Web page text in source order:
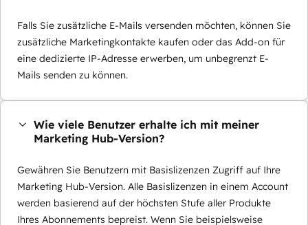
Falls Sie zusätzliche E-Mails versenden möchten, können Sie
zusätzliche Marketingkontakte kaufen oder das Add-on für
eine dedizierte IP-Adresse erwerben, um unbegrenzt E-
Mails senden zu können.
Wie viele Benutzer erhalte ich mit meiner
Marketing Hub-Version?
Gewähren Sie Benutzern mit Basislizenzen Zugriff auf Ihre
Marketing Hub-Version. Alle Basislizenzen in einem Account
werden basierend auf der höchsten Stufe aller Produkte
Ihres Abonnements bepreist. Wenn Sie beispielsweise